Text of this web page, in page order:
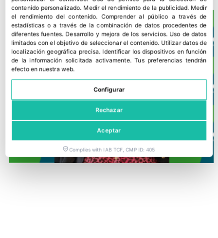
contenido personalizado. Medir el rendimiento de la publicidad. Medir
el rendimiento del contenido.Comprender al público a través de
estadísticas o a través de la combinación de datos procedentes de
diferentes fuentes. Desarrollo y mejora de los servicios. Uso de datos
limitados con el objetivo de seleccionar el contenido. Utilizar datos de
localización geográfica precisa. Identificar los dispositivos en función
de la información solicitada activamente.Tus preferencias tendrán
efecto en nuestra web.
Configurar
Rechazar
Aceptar
Complies with IAB TCF, CMP ID: 405